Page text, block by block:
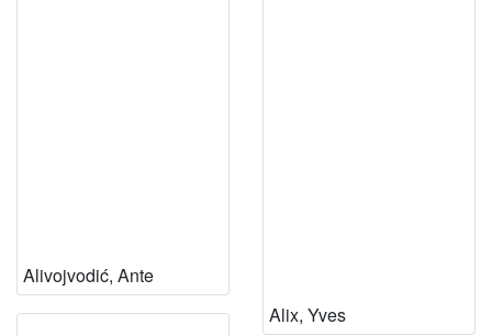
Alivojvodić, Ante
Alix, Yves